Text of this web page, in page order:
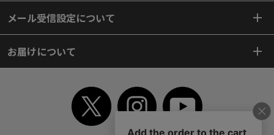
メール受信設定について
お届けについて